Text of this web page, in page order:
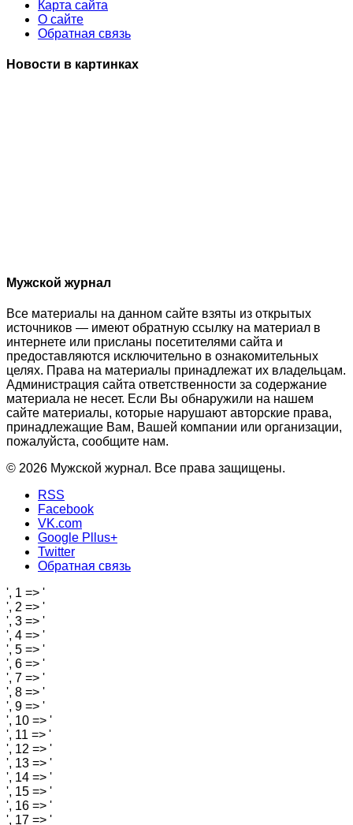
Карта сайта
О сайте
Обратная связь
Новости в картинках
Мужской журнал
Все материалы на данном сайте взяты из открытых
источников — имеют обратную ссылку на материал в
интернете или присланы посетителями сайта и
предоставляются исключительно в ознакомительных
целях. Права на материалы принадлежат их владельцам.
Администрация сайта ответственности за содержание
материала не несет. Если Вы обнаружили на нашем
сайте материалы, которые нарушают авторские права,
принадлежащие Вам, Вашей компании или организации,
пожалуйста, сообщите нам.
© 2026 Мужской журнал. Все права защищены.
RSS
Facebook
VK.com
Google Pllus+
Twitter
Обратная связь
', 1 => '
', 2 => '
', 3 => '
', 4 => '
', 5 => '
', 6 => '
', 7 => '
', 8 => '
', 9 => '
', 10 => '
', 11 => '
', 12 => '
', 13 => '
', 14 => '
', 15 => '
', 16 => '
', 17 => '